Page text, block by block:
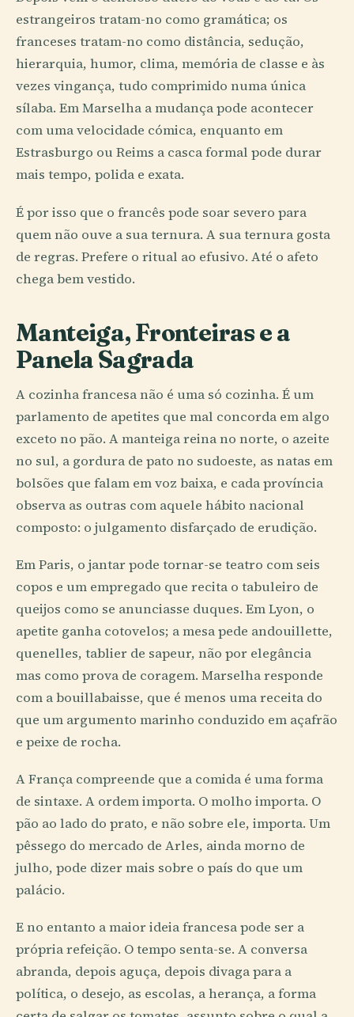
estrangeiros tratam-no como gramática; os
franceses tratam-no como distância, sedução,
hierarquia, humor, clima, memória de classe e às
vezes vingança, tudo comprimido numa única
sílaba. Em Marselha a mudança pode acontecer
com uma velocidade cómica, enquanto em
Estrasburgo ou Reims a casca formal pode durar
mais tempo, polida e exata.
É por isso que o francês pode soar severo para
quem não ouve a sua ternura. A sua ternura gosta
de regras. Prefere o ritual ao efusivo. Até o afeto
chega bem vestido.
Manteiga, Fronteiras e a
Panela Sagrada
A cozinha francesa não é uma só cozinha. É um
parlamento de apetites que mal concorda em algo
exceto no pão. A manteiga reina no norte, o azeite
no sul, a gordura de pato no sudoeste, as natas em
bolsões que falam em voz baixa, e cada província
observa as outras com aquele hábito nacional
composto: o julgamento disfarçado de erudição.
Em Paris, o jantar pode tornar-se teatro com seis
copos e um empregado que recita o tabuleiro de
queijos como se anunciasse duques. Em Lyon, o
apetite ganha cotovelos; a mesa pede andouillette,
quenelles, tablier de sapeur, não por elegância
mas como prova de coragem. Marselha responde
com a bouillabaisse, que é menos uma receita do
que um argumento marinho conduzido em açafrão
e peixe de rocha.
A França compreende que a comida é uma forma
de sintaxe. A ordem importa. O molho importa. O
pão ao lado do prato, e não sobre ele, importa. Um
pêssego do mercado de Arles, ainda morno de
julho, pode dizer mais sobre o país do que um
palácio.
E no entanto a maior ideia francesa pode ser a
própria refeição. O tempo senta-se. A conversa
abranda, depois aguça, depois divaga para a
política, o desejo, as escolas, a herança, a forma